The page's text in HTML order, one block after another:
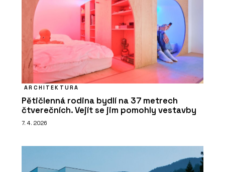
ARCHITEKTURA
Pětičlenná rodina bydlí na 37 metrech
čtverečních. Vejít se jim pomohly vestavby
7. 4. 2026